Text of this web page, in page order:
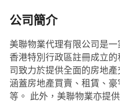
公司簡介
美聯物業代理有限公司是
香港特別行政區註冊成立
司致力於提供全面的房地
涵蓋房地產買賣、租賃、
等。 此外，美聯物業亦提